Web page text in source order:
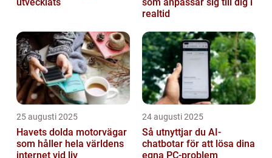
realtid
25 augusti 2025
Havets dolda motorvägar
som håller hela världens
internet vid liv
24 augusti 2025
Så utnyttjar du AI-
chatbotar för att lösa dina
egna PC-problem